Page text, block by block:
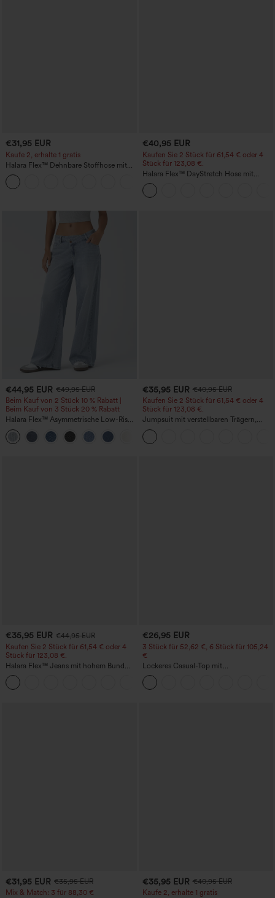
€31,95 EUR
Kaufe 2, erhalte 1 gratis
Halara Flex™ Dehnbare Stoffhose mit
hohem Bund und Seitentasche hinten
€40,95 EUR
Kaufen Sie 2 Stück für 61,54 € oder 4
Stück für 123,08 €.
Halara Flex™ DayStretch Hose mit
mittlerer Bundhöhe, seitlicher
Reißverschlusstasche und
Work‑Flare‑Schnitt
€44,95 EUR €49,95 EUR
Beim Kauf von 2 Stück 10 % Rabatt |
Beim Kauf von 3 Stück 20 % Rabatt
Halara Flex™ Asymmetrische Low-Rise-
Jeans mit Reißverschlusstaschen,
Baggy-Stil, weitem Bein, gewaschen,
lässig
€35,95 EUR €40,95 EUR
Kaufen Sie 2 Stück für 61,54 € oder 4
Stück für 123,08 €.
Jumpsuit mit verstellbaren Trägern,
gerafftem Detail, weitem Bein und
meliertem Stoff, lässig, mit Taschen -
Easy Peezy
€35,95 EUR €44,95 EUR
Kaufen Sie 2 Stück für 61,54 € oder 4
Stück für 123,08 €.
Halara Flex™ Jeans mit hohem Bund
und Taschen, gewaschener, lässiger
Bootcut
€26,95 EUR
3 Stück für 52,62 €, 6 Stück für 105,24
€
Lockeres Casual-Top mit
Rundhalsausschnitt und
Fledermausärmeln
€31,95 EUR €35,95 EUR
Mix & Match: 3 für 88,30 €
€35,95 EUR €40,95 EUR
Kaufe 2, erhalte 1 gratis